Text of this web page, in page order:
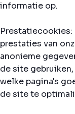
informatie op.
Prestatiecookies:
prestaties van
anonieme
de site
welke pagina's
de site te